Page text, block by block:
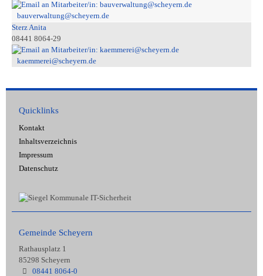
bauverwaltung@scheyern.de
Sterz Anita
08441 8064-29
kaemmerei@scheyern.de
Quicklinks
Kontakt
Inhaltsverzeichnis
Impressum
Datenschutz
Gemeinde Scheyern
Rathausplatz 1
85298 Scheyern
08441 8064-0